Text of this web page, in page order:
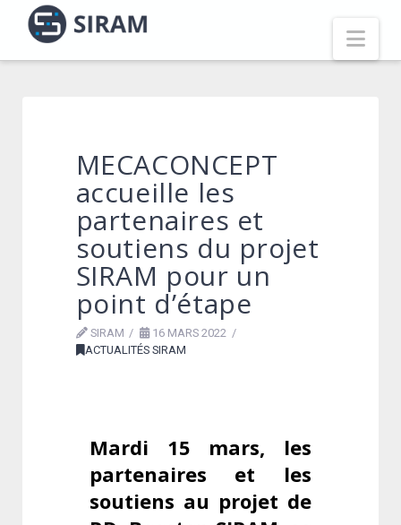
MECACONCEPT
accueille les
partenaires et
soutiens du projet
SIRAM pour un
point d’étape
SIRAM
16 MARS 2022
ACTUALITÉS SIRAM
Mardi 15 mars, les
partenaires et les
soutiens au projet de